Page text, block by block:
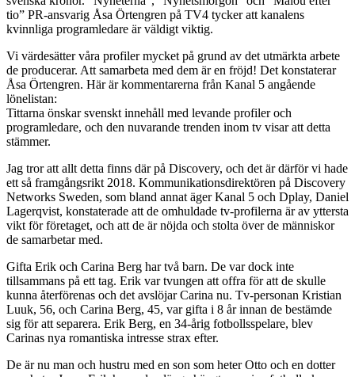
tio” PR-ansvarig Åsa Örtengren på TV4 tycker att kanalens
kvinnliga programledare är väldigt viktig.
Vi värdesätter våra profiler mycket på grund av det utmärkta arbete
de producerar. Att samarbeta med dem är en fröjd! Det konstaterar
Åsa Örtengren. Här är kommentarerna från Kanal 5 angående
lönelistan:
Tittarna önskar svenskt innehåll med levande profiler och
programledare, och den nuvarande trenden inom tv visar att detta
stämmer.
Jag tror att allt detta finns där på Discovery, och det är därför vi hade
ett så framgångsrikt 2018. Kommunikationsdirektören på Discovery
Networks Sweden, som bland annat äger Kanal 5 och Dplay, Daniel
Lagerqvist, konstaterade att de omhuldade tv-profilerna är av yttersta
vikt för företaget, och att de är nöjda och stolta över de människor
de samarbetar med.
Gifta Erik och Carina Berg har två barn. De var dock inte
tillsammans på ett tag. Erik var tvungen att offra för att de skulle
kunna återförenas och det avslöjar Carina nu. Tv-personan Kristian
Luuk, 56, och Carina Berg, 45, var gifta i 8 år innan de bestämde
sig för att separera. Erik Berg, en 34-årig fotbollsspelare, blev
Carinas nya romantiska intresse strax efter.
De är nu man och hustru med en son som heter Otto och en dotter